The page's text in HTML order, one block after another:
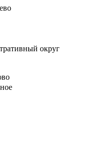
округ